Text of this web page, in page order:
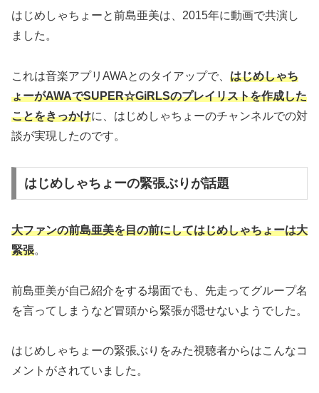
はじめしゃちょーと前島亜美は、2015年に動画で共演し
ました。
これは音楽アプリAWAとのタイアップで、 はじめしゃち
ょーがAWAでSUPER☆GiRLSのプレイリストを作成した
ことをきっかけに、はじめしゃちょーのチャンネルでの対
談が実現したのです。
はじめしゃちょーの緊張ぶりが話題
大ファンの前島亜美を目の前にしてはじめしゃちょーは大
緊張。
前島亜美が自己紹介をする場面でも、先走ってグループ名
を言ってしまうなど冒頭から緊張が隠せないようでした。
はじめしゃちょーの緊張ぶりをみた視聴者からはこんなコ
メントがされていました。